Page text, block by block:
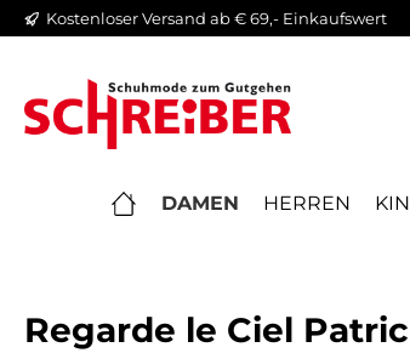
Zur Hauptnavigation springen
Kostenloser Versand ab € 69,- Einkaufswert
DAMEN HERREN
Regarde le Ciel